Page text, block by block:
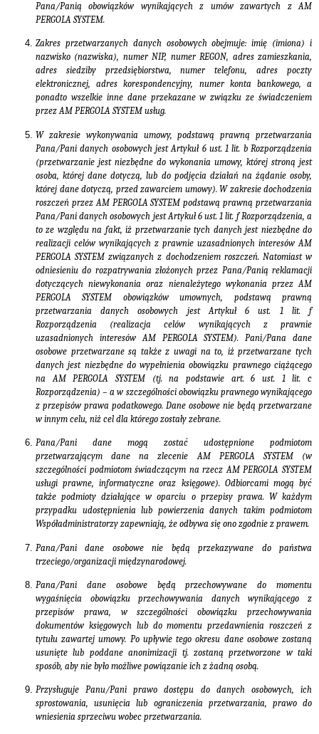
Pana/Panią obowiązków wynikających z umów zawartych z AM
PERGOLA SYSTEM.
Zakres przetwarzanych danych osobowych obejmuje: imię (imiona) i
nazwisko (nazwiska), numer NIP, numer REGON, adres zamieszkania,
adres siedziby przedsiębiorstwa, numer telefonu, adres poczty
elektronicznej, adres korespondencyjny, numer konta bankowego, a
ponadto wszelkie inne dane przekazane w związku ze świadczeniem
przez AM PERGOLA SYSTEM usług.
W zakresie wykonywania umowy, podstawą prawną przetwarzania
Pana/Pani danych osobowych jestArtykuł 6 ust. 1 lit. bRozporządzenia
(przetwarzanie jest niezbędne do wykonania umowy, której stroną jest
osoba, której dane dotyczą, lub do podjęcia działań na żądanie osoby,
której dane dotyczą, przed zawarciem umowy). W zakresie dochodzenia
roszczeń przez AM PERGOLA SYSTEMpodstawą prawną przetwarzania
Pana/Pani danych osobowych jestArtykuł6 ust. 1 lit. f Rozporządzenia, a
to ze względu na fakt, iż przetwarzanie tych danych jest niezbędne do
realizacji celów wynikających z prawnie uzasadnionych interesów AM
PERGOLA SYSTEM związanych z dochodzeniem roszczeń. Natomiast w
odniesieniu do rozpatrywania złożonych przez Pana/Panią reklamacji
dotyczących niewykonania oraz nienależytego wykonania przez AM
PERGOLA SYSTEM obowiązków umownych, podstawą prawną
przetwarzania danych osobowych jest Artykuł6 ust. 1 lit. f
Rozporządzenia (realizacja celów wynikających z prawnie
uzasadnionych interesów AM PERGOLA SYSTEM). Pani/Pana dane
osobowe przetwarzane są także z uwagi na to, iż przetwarzane tych
danych jest niezbędne do wypełnienia obowiązku prawnego ciążącego
na AM PERGOLA SYSTEM (tj. na podstawie art. 6 ust. 1 lit. c
Rozporządzenia) – a w szczególności obowiązku prawnego wynikającego
z przepisów prawa podatkowego. Dane osobowe nie będą przetwarzane
w innym celu, niż cel dla którego zostały zebrane.
Pana/Pani dane mogą zostać udostępnione podmiotom
przetwarzającym dane na zlecenie AM PERGOLA SYSTEM (w
szczególności podmiotom świadczącym na rzecz AM PERGOLA SYSTEM
usługi prawne, informatyczne oraz księgowe). Odbiorcami mogą być
także podmioty działające w oparciu o przepisy prawa. W każdym
przypadku udostępnienia lub powierzenia danych takim podmiotom
Współadministratorzy zapewniają, że odbywa się ono zgodnie z prawem.
Pana/Pani dane osobowe nie będą przekazywane do państwa
trzeciego/organizacji międzynarodowej.
Pana/Pani dane osobowe będą przechowywane do momentu
wygaśnięcia obowiązku przechowywania danych wynikającego z
przepisów prawa, w szczególności obowiązku przechowywania
dokumentów księgowych lub do momentu przedawnienia roszczeń z
tytułu zawartej umowy. Po upływie tego okresu dane osobowe zostaną
usunięte lub poddane anonimizacji tj. zostaną przetworzone w taki
sposób, aby nie było możliwe powiązanie ich z żadną osobą.
Przysługuje Panu/Pani prawo dostępu do danych osobowych, ich
sprostowania, usunięcia lub ograniczenia przetwarzania, prawo do
wniesienia sprzeciwu wobec przetwarzania.